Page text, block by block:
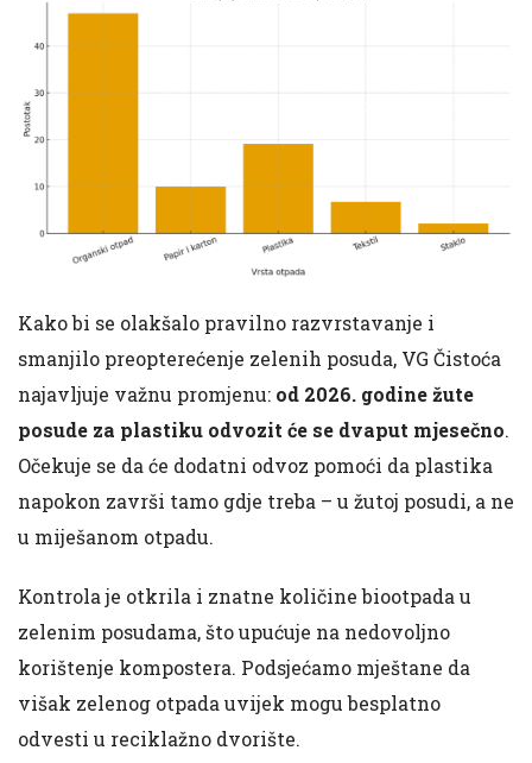
Kako bi se olakšalo pravilno razvrstavanje i
smanjilo preopterećenje zelenih posuda, VG Čistoća
najavljuje važnu promjenu: od 2026. godine žute
posude za plastiku odvozit će se dvaput mjesečno.
Očekuje se da će dodatni odvoz pomoći da plastika
napokon završi tamo gdje treba – u žutoj posudi, a ne
u miješanom otpadu.
Kontrola je otkrila i znatne količine biootpada u
zelenim posudama, što upućuje na nedovoljno
korištenje kompostera. Podsjećamo mještane da
višak zelenog otpada uvijek mogu besplatno
odvesti u reciklažno dvorište.